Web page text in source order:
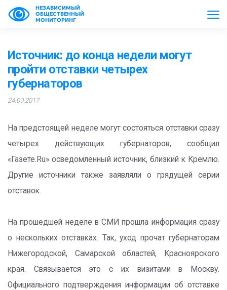
НЕЗАВИСИМЫЙ
ОБЩЕСТВЕННЫЙ
МОНИТОРИНГ
Источник: до конца недели могут
пройти отставки четырех
губернаторов
24.09.2017
На предстоящей неделе могут состояться отставки сразу
четырех действующих губернаторов, сообщил
«Газете.Ru» осведомленный источник, близкий к Кремлю.
Другие источники также заявляли о грядущей серии
отставок.
На прошедшей неделе в СМИ прошла информация сразу
о нескольких отставках. Так, уход прочат губернаторам
Нижегородской, Самарской областей, Красноярского
края. Связывается это с их визитами в Москву.
Официального подтверждения информации об отставке